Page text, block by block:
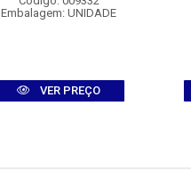
Embalagem: UNIDADE
VER PREÇO